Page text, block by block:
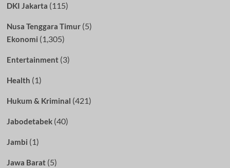
DKI Jakarta (115)
Nusa Tenggara Timur(5)
Ekonomi (1,305)
Entertainment(3)
Health (1)
Hukum & Kriminal (421)
Jabodetabek(40)
Jambi (1)
Jawa Barat(5)